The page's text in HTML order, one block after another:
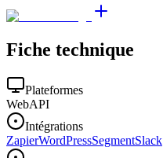
Fiche technique
Plateformes
WebAPI
Intégrations
ZapierWordPressSegmentSlack